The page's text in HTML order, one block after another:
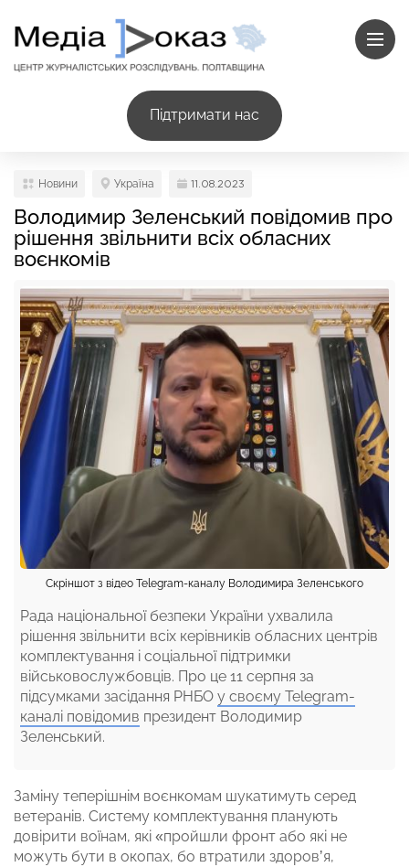
Підтримати нас
Новини Україна 11.08.2023
Володимир Зеленський повідомив про
рішення звільнити всіх обласних
воєнкомів
Скріншот з відео Telegram-каналу Володимира Зеленського
Рада національної безпеки України ухвалила
рішення звільнити всіх керівників обласних центрів
комплектування і соціальної підтримки
військовослужбовців. Про це 11 серпня за
підсумками засідання РНБО у своєму Telegram-
каналі повідомив президент Володимир
Зеленський.
Заміну теперішнім воєнкомам шукатимуть серед
ветеранів. Систему комплектування планують
довірити воїнам, які «пройшли фронт або які не
можуть бути в окопах, бо втратили здоровʼя,